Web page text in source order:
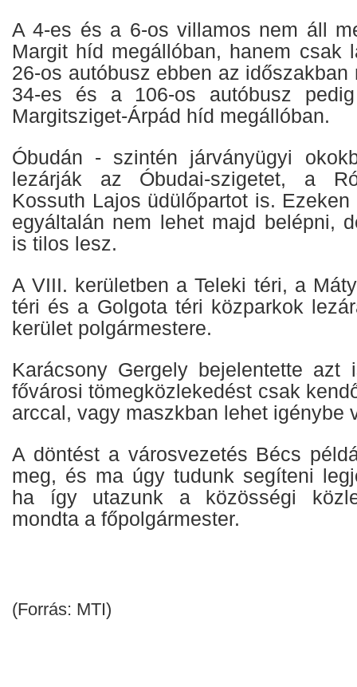
A 4-es és a 6-os villamos nem áll
Margit híd megállóban, hanem csak
26-os autóbusz ebben az
34-es és a 106-os autóbusz
Margitsziget-Árpád híd megállóban.
Óbudán - szintén járványügyi
lezárják az Óbudai-szigetet, a
Kossuth Lajos üdülőpartot is.
egyáltalán nem lehet majd belépni,
is tilos lesz.
A VIII. kerületben a Teleki téri, a
téri és a Golgota téri közparkok
kerület polgármestere.
Karácsony Gergely bejelentette
fővárosi tömegközlekedést csak
arccal, vagy maszkban lehet igénybe
A döntést a városvezetés Bécs
meg, és ma úgy tudunk segíteni
ha így utazunk a közösségi
mondta a főpolgármester.
(Forrás: MTI)